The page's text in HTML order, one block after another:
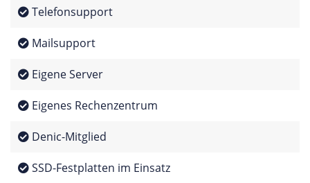
Telefonsupport
Mailsupport
Eigene Server
Eigenes Rechenzentrum
Denic-Mitglied
SSD-Festplatten im Einsatz